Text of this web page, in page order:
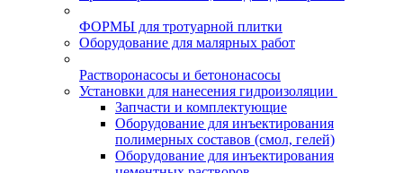
ФОРМЫ для тротуарной плитки
Оборудование для малярных работ
Растворонасосы и бетононасосы
Установки для нанесения гидроизоляции
Запчасти и комплектующие
Оборудование для инъектирования
полимерных составов (смол, гелей)
Оборудование для инъектирования